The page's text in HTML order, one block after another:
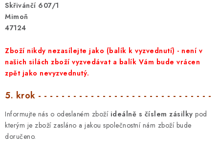
Skřivánčí 607/1
Mimoň
47124
Zboží nikdy nezasílejte jako (balík k vyzvednutí) - není v
našich silách zboží vyzvedávat a balík Vám bude vrácen
zpět jako nevyzvednutý.
5. krok - - - - - - - - - - - - - - - - - - - - - - - - - - - - - -
Informujte nás o odeslaném zboží ideálně s číslem zásilky pod
kterým je zboží zasláno a jakou společnostní nám zboží bude
doručeno.